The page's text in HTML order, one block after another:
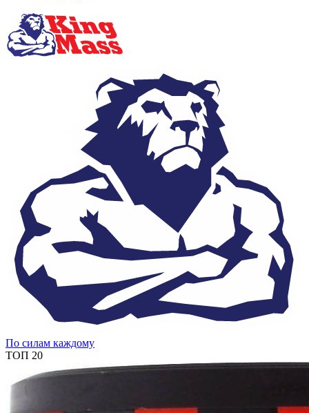
По силам каждому
ТОП 20